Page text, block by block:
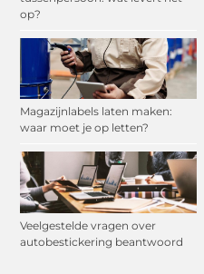
op?
Magazijnlabels laten maken:
waar moet je op letten?
Veelgestelde vragen over
autobestickering beantwoord